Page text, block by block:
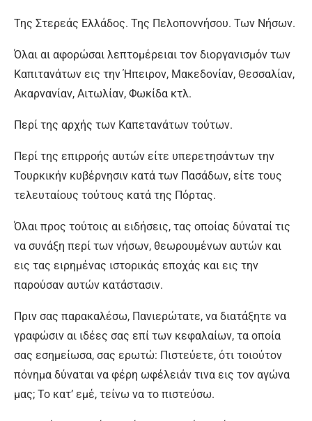
Της Στερεάς Ελλάδος. Της Πελοποννήσου. Των Νήσων.
Όλαι αι αφορώσαι λεπτομέρειαι τον διοργανισμόν των
Καπιτανάτων εις την Ήπειρον, Μακεδονίαν, Θεσσαλίαν,
Ακαρνανίαν, Αιτωλίαν, Φωκίδα κτλ.
Περί της αρχής των Καπετανάτων τούτων.
Περί της επιρροής αυτών είτε υπερετησάντων την
Τουρκικήν κυβέρνησιν κατά των Πασάδων, είτε τους
τελευταίους τούτους κατά της Πόρτας.
Όλαι προς τούτοις αι ειδήσεις, τας οποίας δύναταί τις
να συνάξη περί των νήσων, θεωρουμένων αυτών και
εις τας ειρημένας ιστορικάς εποχάς και εις την
παρούσαν αυτών κατάστασιν.
Πριν σας παρακαλέσω, Πανιερώτατε, να διατάξητε να
γραφώσιν αι ιδέες σας επί των κεφαλαίων, τα οποία
σας εσημείωσα, σας ερωτώ: Πιστεύετε, ότι τοιούτον
πόνημα δύναται να φέρη ωφέλειάν τινα εις τον αγώνα
μας; Το κατ’ εμέ, τείνω να το πιστεύσω.